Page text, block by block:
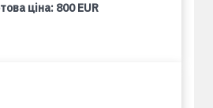
ціна: 800 EUR